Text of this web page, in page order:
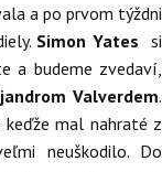
a po prvom týždni
Simon Yates si
a budeme zvedaví,
Valverdem.
keďže mal nahraté z
neuškodilo. Do